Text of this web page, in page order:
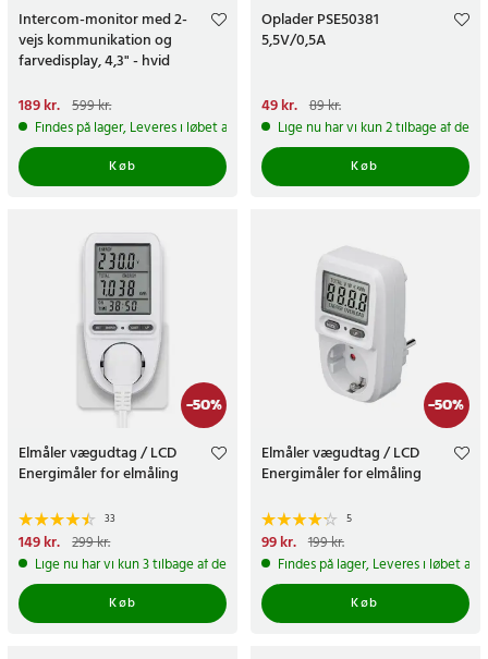
Intercom-monitor med 2-
vejs kommunikation og
farvedisplay, 4,3" - hvid
Nuværende pris
189 kr.Tidligere pris:599 kr.
189 kr. 599 kr.
Findes på lager, Leveres i løbet af 1-2 hverdage
Køb
Oplader PSE50381
5,5V/0,5A
Nuværende pris
pris:89 kr.
49 kr. 89 kr.
Lige nu har vi kun 2 tilbage af
Køb
-50%
Elmåler vægudtag / LCD
Energimåler for elmåling
33
Nuværende pris
149 kr.Tidligere pris:299 kr.
149 kr. 299 kr.
Lige nu har vi kun 3 tilbage af dette produkt
Køb
-50%
Elmåler vægudtag / LCD
Energimåler for elmåling
5
Nuværende pris
pris:199 kr.
99 kr. 199 kr.
Findes på lager, Leveres i løbet af
Køb